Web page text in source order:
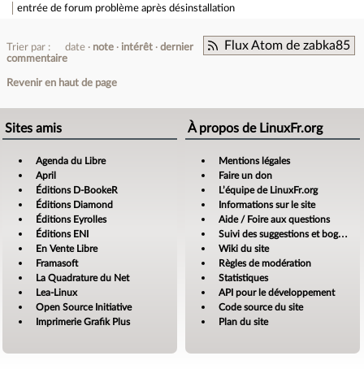
entrée de forum problème après désinstallation
Flux Atom de zabka85
Trier par : date note intérêt
dernier
commentaire
Revenir en haut de page
Sites amis
Agenda du Libre
April
Éditions D-BookeR
Éditions Diamond
Éditions Eyrolles
Éditions ENI
En Vente Libre
Framasoft
La Quadrature du Net
Lea-Linux
Open Source Initiative
Imprimerie Grafik Plus
À propos de LinuxFr.org
Mentions légales
Faire un don
L’équipe de LinuxFr.org
Informations sur le site
Aide / Foire aux questions
Suivi des suggestions et bogues
Wiki du site
Règles de modération
Statistiques
API pour le développement
Code source du site
Plan du site